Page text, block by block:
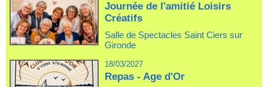
Journée de l'amitié Loisirs
Créatifs
Salle de Spectacles Saint Ciers sur
Gironde
18/03/2027
Repas - Age d'Or